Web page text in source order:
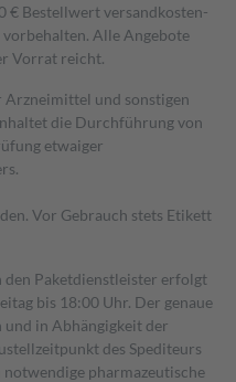
€ Bestell­wert versand­kosten­
Alle Angebote
Vorrat reicht.
Arzneimittel und sonstigen
die Durchführung von
etwaiger
Vor Gebrauch stets Etikett
den Paketdienstleister erfolgt
bis 18:00 Uhr. Der genaue
und in Abhängigkeit der
des Spediteurs
pharmazeutische